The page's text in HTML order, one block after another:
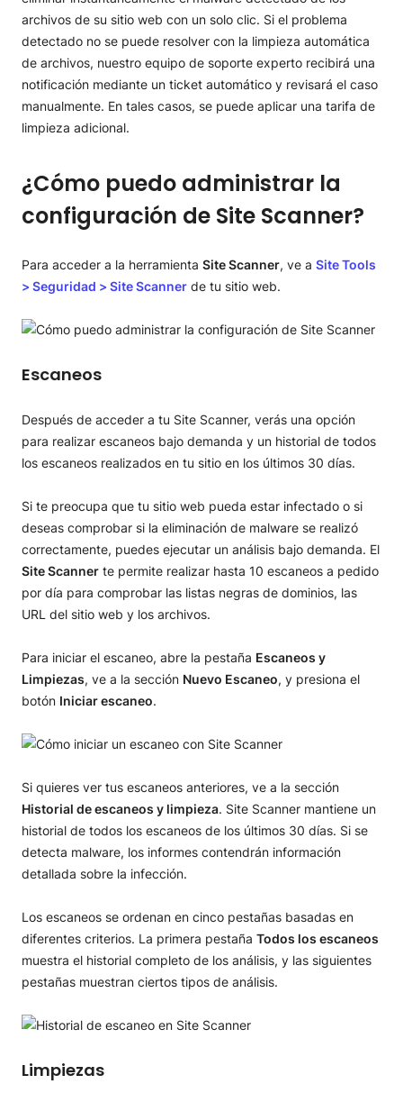
archivos de su sitio web con un solo clic. Si el problema
detectado no se puede resolver con la limpieza automática
de archivos, nuestro equipo de soporte experto recibirá una
notificación mediante un ticket automático y revisará el caso
manualmente. En tales casos, se puede aplicar una tarifa de
limpieza adicional.
¿Cómo puedo administrar la
configuración de Site Scanner?
Para acceder a la herramienta Site Scanner, ve a Site Tools
> Seguridad > Site Scanner de tu sitio web.
Escaneos
Después de acceder a tu Site Scanner, verás una opción
para realizar escaneos bajo demanda y un historial de todos
los escaneos realizados en tu sitio en los últimos 30 días.
Si te preocupa que tu sitio web pueda estar infectado o si
deseas comprobar si la eliminación de malware se realizó
correctamente, puedes ejecutar un análisis bajo demanda. El
Site Scanner te permite realizar hasta 10 escaneos a pedido
por día para comprobar las listas negras de dominios, las
URL del sitio web y los archivos.
Para iniciar el escaneo, abre la pestaña Escaneos y
Limpiezas, ve a la sección Nuevo Escaneo, y presiona el
botón Iniciar escaneo.
Si quieres ver tus escaneos anteriores, ve a la sección
Historial de escaneos y limpieza. Site Scanner mantiene un
historial de todos los escaneos de los últimos 30 días. Si se
detecta malware, los informes contendrán información
detallada sobre la infección.
Los escaneos se ordenan en cinco pestañas basadas en
diferentes criterios. La primera pestaña Todos los escaneos
muestra el historial completo de los análisis, y las siguientes
pestañas muestran ciertos tipos de análisis.
Limpiezas